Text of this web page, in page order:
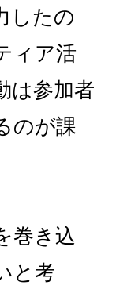
したの
ィア活
は参加者
のが課
巻き込
と考